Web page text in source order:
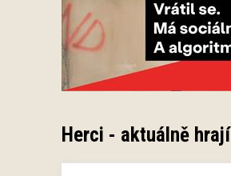
Herci - aktuálně hrají